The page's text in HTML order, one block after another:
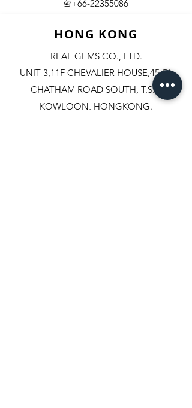
📇​+66-22355086
HONG KONG
REAL GEMS CO., LTD.
UNIT 3,11F CHEVALIER HOUSE,45-51
CHATHAM ROAD SOUTH, T.S.T.
KOWLOON, HONGKONG.